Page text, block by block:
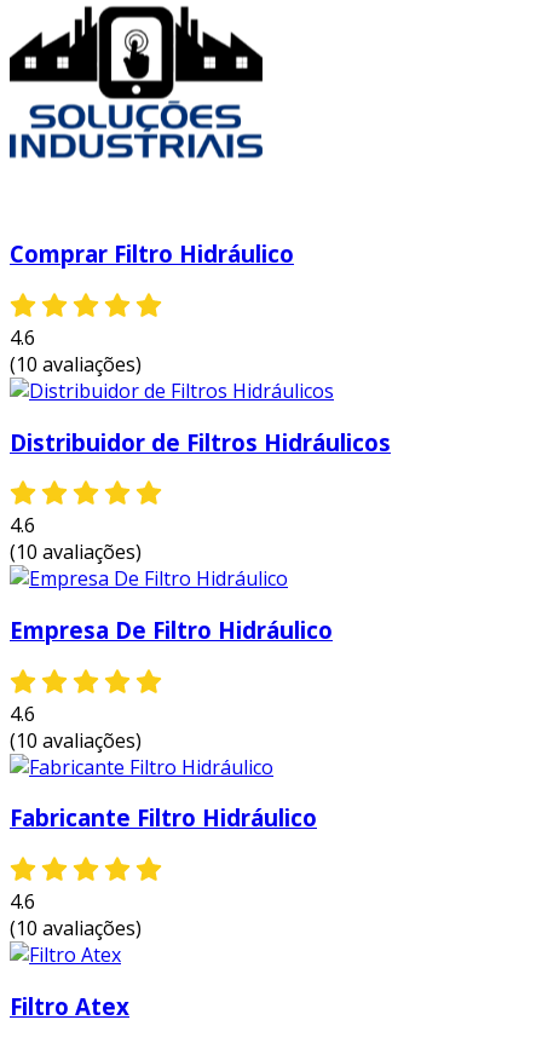
Comprar Filtro Hidráulico
4.6
(10 avaliações)
Distribuidor de Filtros Hidráulicos
4.6
(10 avaliações)
Empresa De Filtro Hidráulico
4.6
(10 avaliações)
Fabricante Filtro Hidráulico
4.6
(10 avaliações)
Filtro Atex